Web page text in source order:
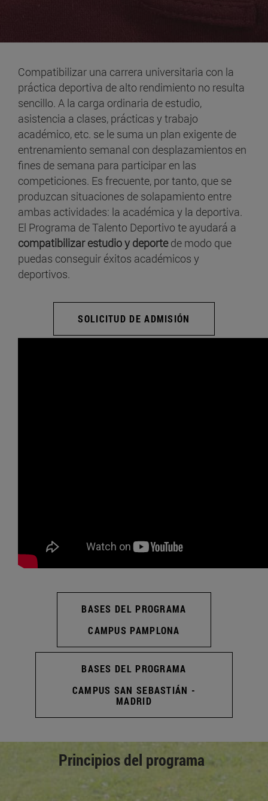
Compatibilizar una carrera universitaria con la
práctica deportiva de alto rendimiento no resulta
sencillo. A la carga ordinaria de estudio,
asistencia a clases, prácticas y trabajo
académico, etc. se le suma un plan exigente de
entrenamiento semanal con desplazamientos en
fines de semana para participar en las
competiciones. Es frecuente, por tanto, que se
produzcan situaciones de solapamiento entre
ambas actividades: la académica y la deportiva.
El Programa de Talento Deportivo te ayudará a
compatibilizar estudio y deportede modo que
puedas conseguir éxitos académicos y
deportivos.
SOLICITUD DE ADMISIÓN
BASES DEL PROGRAMA
CAMPUS PAMPLONA
BASES DEL PROGRAMA
CAMPUS SAN SEBASTIÁN -
MADRID
Principios del programa